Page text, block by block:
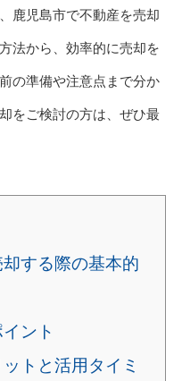
鹿児島市で不動産を売却
法から、効率的に売却を
の準備や注意点まで分か
をご検討の方は、ぜひ最
する際の基本的
ント
トと活用タイミ